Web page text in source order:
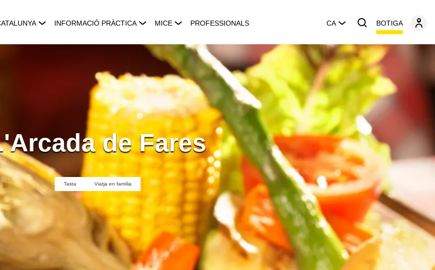
INFORMACIÓ PRÀCTICA MICE PROFESSIONALS CA BOTIGA
de Fares
Tasta Viatja en família